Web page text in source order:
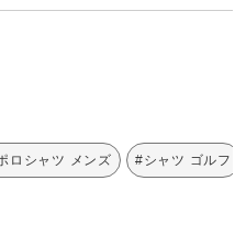
きる
ロシャツ メンズ #シャツ ゴルフ